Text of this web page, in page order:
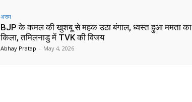
असम
BJP के कमल की खुशबू से महक उठा बंगाल, ध्वस्त हुआ ममता का
किला, तमिलनाडु में TVK की विजय
Abhay Pratap - May 4, 2026